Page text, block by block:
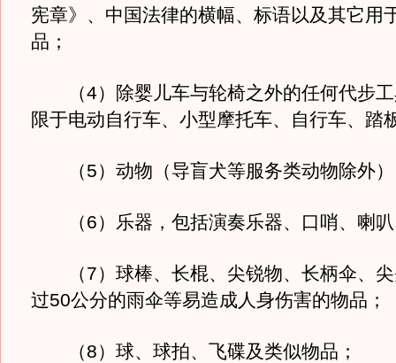
宪章》、中国法律的横幅、标语以及其它用
品；
（4）除婴儿车与轮椅之外的任何代步工
限于电动自行车、小型摩托车、自行车、踏
（5）动物（导盲犬等服务类动物除外
（6）乐器，包括演奏乐器、口哨、喇叭
（7）球棒、长棍、尖锐物、长柄伞、尖
过50公分的雨伞等易造成人身伤害的物品；
（8）球、球拍、飞碟及类似物品；